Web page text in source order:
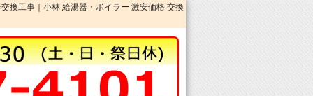
換工事｜小林 給湯器・ボイラー 激安価格 交換